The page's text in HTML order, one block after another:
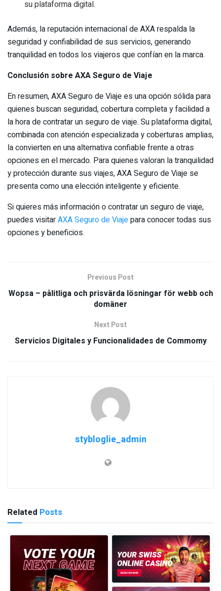
su plataforma digital.
Además, la reputación internacional de AXA respalda la
seguridad y confiabilidad de sus servicios, generando
tranquilidad en todos los viajeros que confían en la marca.
Conclusión sobre AXA Seguro de Viaje
En resumen, AXA Seguro de Viaje es una opción sólida para
quienes buscan seguridad, cobertura completa y facilidad a
la hora de contratar un seguro de viaje. Su plataforma digital,
combinada con atención especializada y coberturas amplias,
la convierten en una alternativa confiable frente a otras
opciones en el mercado. Para quienes valoran la tranquilidad
y protección durante sus viajes, AXA Seguro de Viaje se
presenta como una elección inteligente y eficiente.
Si quieres más información o contratar un seguro de viaje,
puedes visitarAXA Seguro de Viajepara conocer todas sus
opciones y beneficios.
Previous Post
Wopsa – pålitliga och prisvärda lösningar för webb och
domäner
Next Post
Servicios Digitales y Funcionalidades de Commomy
stybloglie_admin
Related Posts